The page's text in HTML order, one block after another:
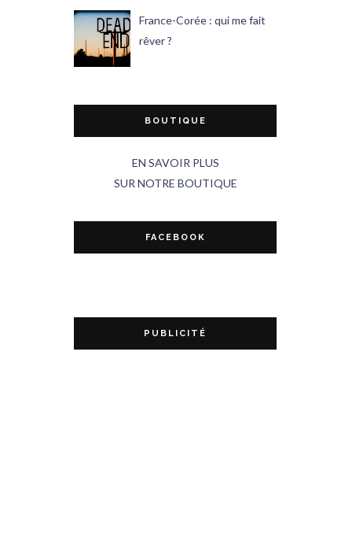
France-Corée : qui me fait
rêver ?
BOUTIQUE
EN SAVOIR PLUS
SUR NOTRE BOUTIQUE
FACEBOOK
PUBLICITÉ